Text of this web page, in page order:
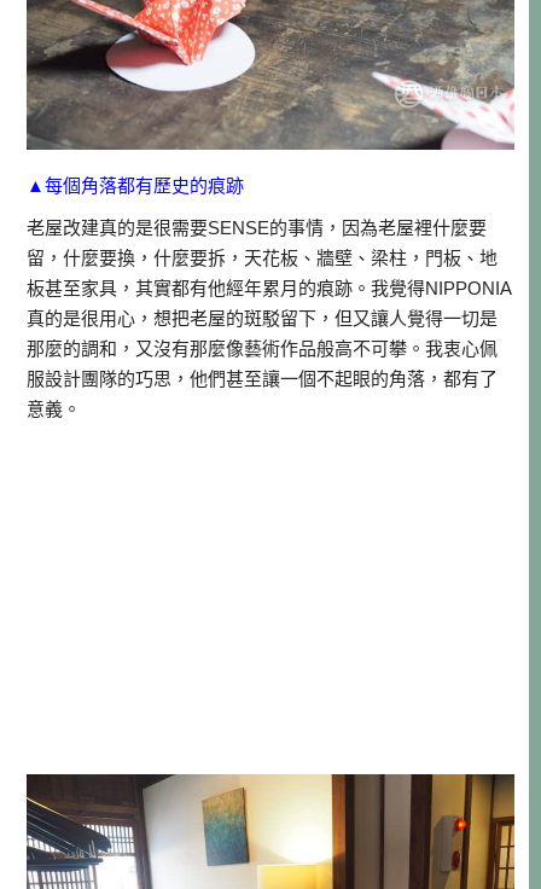
▲每個角落都有歷史的痕跡
老屋改建真的是很需要SENSE的事情，因為老屋裡什麼要
留，什麼要換，什麼要拆，天花板、牆壁、梁柱，門板、地
板甚至家具，其實都有他經年累月的痕跡。我覺得NIPPONIA
真的是很用心，想把老屋的斑駁留下，但又讓人覺得一切是
那麼的調和，又沒有那麼像藝術作品般高不可攀。我衷心佩
服設計團隊的巧思，他們甚至讓一個不起眼的角落，都有了
意義。